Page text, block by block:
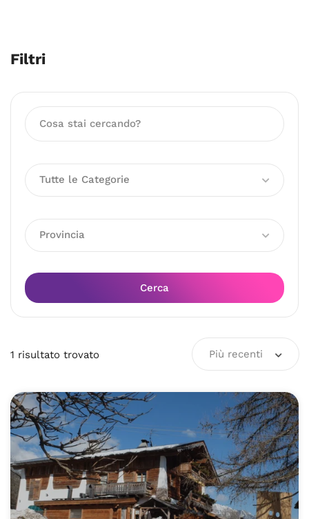
Filtri
Tutte le Categorie
Provincia
Cerca
1 risultato trovato Più recenti